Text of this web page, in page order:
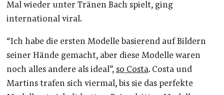
Mal wieder unter Tränen Bach spielt, ging
international viral.
“Ich habe die ersten Modelle basierend auf Bildern
seiner Hände gemacht, aber diese Modelle waren
noch alles andere als ideal”, so Costa. Costa und
Martins trafen sich viermal, bis sie das perfekte